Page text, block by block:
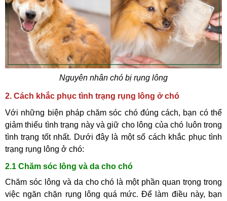
Nguyên nhân chó bị rụng lông
2. Cách khắc phục tình trạng rụng lông ở chó
Với những biện pháp chăm sóc chó đúng cách, bạn có thể
giảm thiểu tình trạng này và giữ cho lông của chó luôn trong
tình trạng tốt nhất. Dưới đây là một số cách khắc phục tình
trạng rụng lông ở chó:
2.1 Chăm sóc lông và da cho chó
Chăm sóc lông và da cho chó là một phần quan trọng trong
việc ngăn chặn rụng lông quá mức. Để làm điều này, bạn